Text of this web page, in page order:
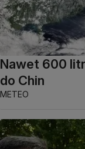
Nawet 600
do Chin
METEO